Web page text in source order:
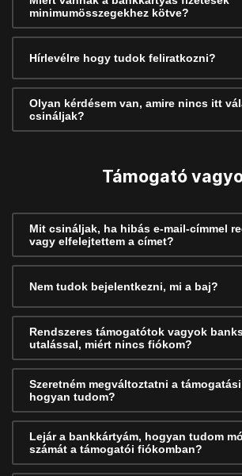
minimumösszegekhez kötve?
Hírlevélre hogy tudok feliratkozni?
Olyan kérdésem van, amire nincs itt
csináljak?
Támogató
Mit csináljak, ha hibás e-mail-címmel
vagy elfelejtettem a címet?
Nem tudok bejelentkezni, mi a baj?
Rendszeres támogatótok vagyok
utalással, miért nincs fiókom?
Szeretném megváltoztatni a
hogyan tudom?
Lejár a bankkártyám, hogyan tudom
számát a támogatói fiókomban?